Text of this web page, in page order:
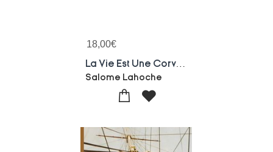
18,00€
Salome Lahoche